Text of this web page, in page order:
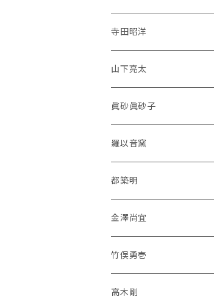
寺田昭洋
山下亮太
眞砂眞砂子
羅以音窯
都築明
金澤尚宜
竹俣勇壱
高木剛